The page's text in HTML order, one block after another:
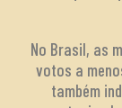
No Brasil, as
votos a
também